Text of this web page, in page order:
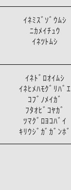
ｲﾈﾐｽﾞｿﾞｳﾑｼ
ﾆｶﾒｲﾁｭｳ
ｲﾈﾂﾄﾑｼ
ｲﾈﾄﾞﾛｵｲﾑｼ
ｲﾈﾋﾒﾊﾓｸﾞﾘﾊﾞｴ
ｺﾌﾞﾉﾒｲｶﾞ
ﾌﾀｵﾋﾞｺﾔｶﾞ
ﾂﾏｸﾞﾛﾖｺﾊﾞｲ
ｷﾘｳｼﾞｶﾞｶﾞﾝﾎﾞ